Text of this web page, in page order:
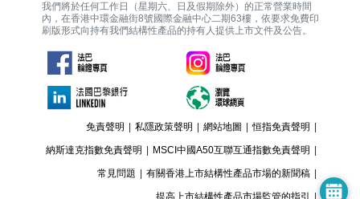
我們將於任何工作日（星期六、日及假期除外）的正常營業時間
內，在香港中環金融街8號國際金融中心二期63樓，依要求免費印
刷版形式向持有我們結構性產品的持有人提供上市文件及公告。
免責聲明 私隱政策聲明 網站地圖 恒指免責聲明
納斯達克指數免責聲明 MSCI中國A50互聯互通指數免責聲明
常見問題 有關香港上市結構性產品市場的新聞稿
提高上市結構性產品市場監管的指引